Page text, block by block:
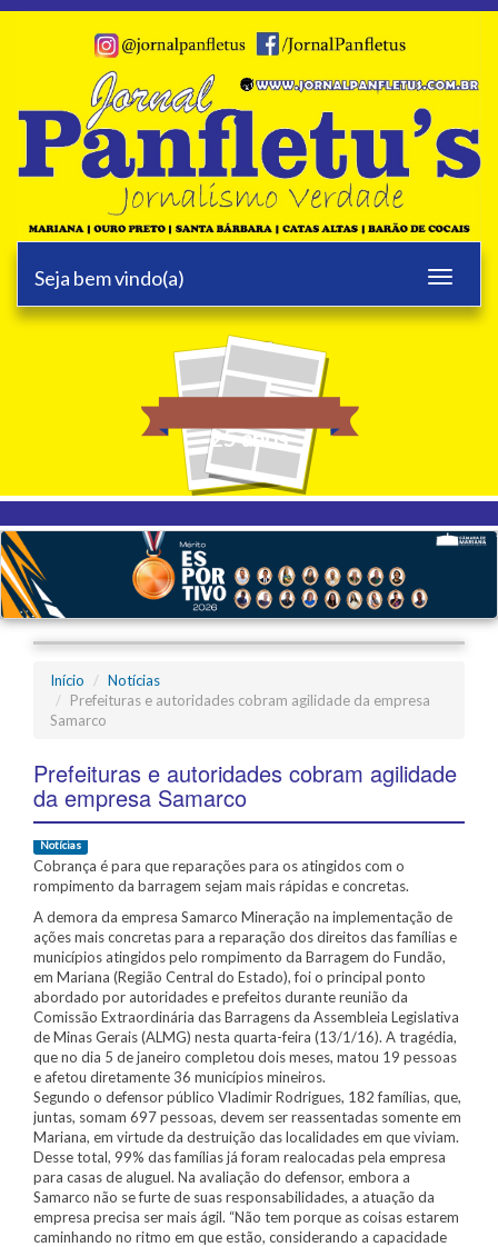
Toggle
Seja bem vindo(a)
25 anos
Início
Notícias
Prefeituras e autoridades cobram agilidade da empresa
Samarco
Prefeituras e autoridades cobram agilidade
da empresa Samarco
Notícias
Cobrança é para que reparações para os atingidos com o
rompimento da barragem sejam mais rápidas e concretas.
A demora da empresa Samarco Mineração na implementação de
ações mais concretas para a reparação dos direitos das famílias e
municípios atingidos pelo rompimento da Barragem do Fundão,
em Mariana (Região Central do Estado), foi o principal ponto
abordado por autoridades e prefeitos durante reunião da
Comissão Extraordinária das Barragens da Assembleia Legislativa
de Minas Gerais (ALMG) nesta quarta-feira (13/1/16). A tragédia,
que no dia 5 de janeiro completou dois meses, matou 19 pessoas
e afetou diretamente 36 municípios mineiros.
Segundo o defensor público Vladimir Rodrigues, 182 famílias, que,
juntas, somam 697 pessoas, devem ser reassentadas somente em
Mariana, em virtude da destruição das localidades em que viviam.
Desse total, 99% das famílias já foram realocadas pela empresa
para casas de aluguel. Na avaliação do defensor, embora a
Samarco não se furte de suas responsabilidades, a atuação da
empresa precisa ser mais ágil. “Não tem porque as coisas estarem
caminhando no ritmo em que estão, considerando a capacidade